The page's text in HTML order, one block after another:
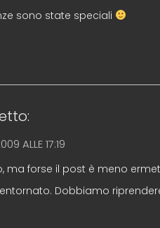
sono state speciali
ALLE 17:19
ma forse il post è meno
Dobbiamo